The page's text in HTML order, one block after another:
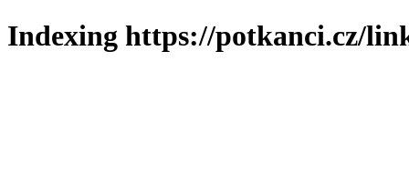
Indexing https://potkanci.cz/